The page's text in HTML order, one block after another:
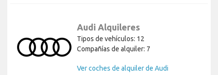
Audi Alquileres
Tipos de vehículos: 12
Compañías de alquiler: 7
Ver coches de alquiler de Audi